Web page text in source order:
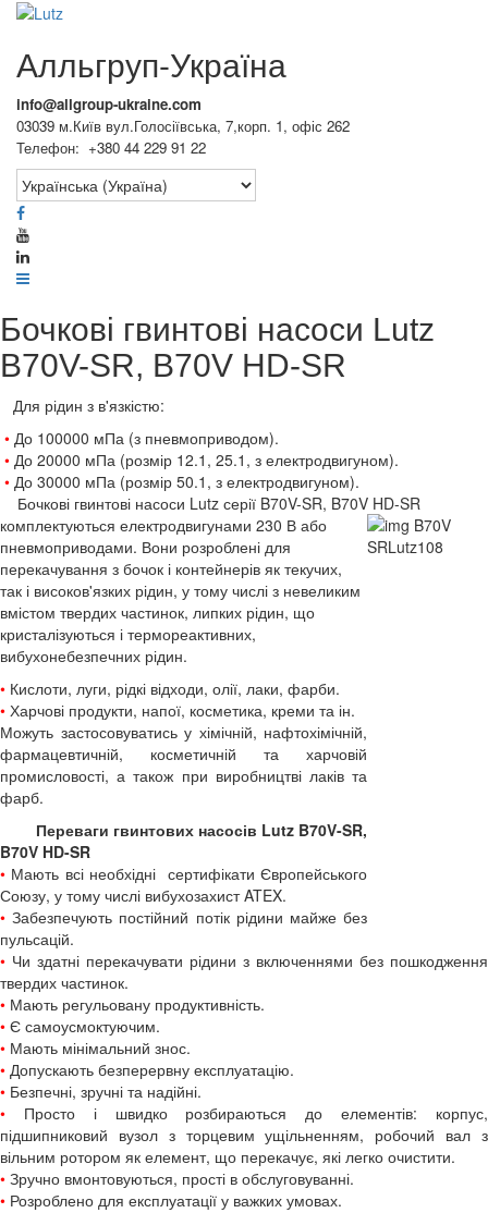
Алльгруп-Україна
info@allgroup-ukraine.com
03039 м.Київ вул.Голосіївська, 7,корп. 1, офіс 262
Телефон: +380 44 229 91 22
Бочкові гвинтові насоси Lutz
B70V-SR, B70V HD-SR
Для рідин з в'язкістю:
• До 100000 мПа (з пневмоприводом).
• До 20000 мПа (розмір 12.1, 25.1, з електродвигуном).
• До 30000 мПа (розмір 50.1, з електродвигуном).
Бочкові гвинтові насоси Lutz серії B70V-SR, B70V HD-SR
комплектуються електродвигунами 230 В або
пневмоприводами. Вони розроблені для
перекачування з бочок і контейнерів як текучих,
так і високов'язких рідин, у тому числі з невеликим
вмістом твердих частинок, липких рідин, що
кристалізуються і термореактивних,
вибухонебезпечних рідин.
• Кислоти, луги, рідкі відходи, олії, лаки, фарби.
• Харчові продукти, напої, косметика, креми та ін.
Можуть застосовуватись у хімічній, нафтохімічній,
фармацевтичній, косметичній та харчовій
промисловості, а також при виробництві лаків та
фарб.
Переваги гвинтових насосів Lutz B70V-SR,
B70V HD-SR
• Мають всі необхідні сертифікати Європейського
Союзу, у тому числі вибухозахист ATEX.
• Забезпечують постійний потік рідини майже без
пульсацій.
• Чи здатні перекачувати рідини з включеннями без пошкодження
твердих частинок.
• Мають регульовану продуктивність.
• Є самоусмоктуючим.
• Мають мінімальний знос.
• Допускають безперервну експлуатацію.
• Безпечні, зручні та надійні.
• Просто і швидко розбираються до елементів: корпус,
підшипниковий вузол з торцевим ущільненням, робочий вал з
вільним ротором як елемент, що перекачує, які легко очистити.
• Зручно вмонтовуються, прості в обслуговуванні.
• Розроблено для експлуатації у важких умовах.